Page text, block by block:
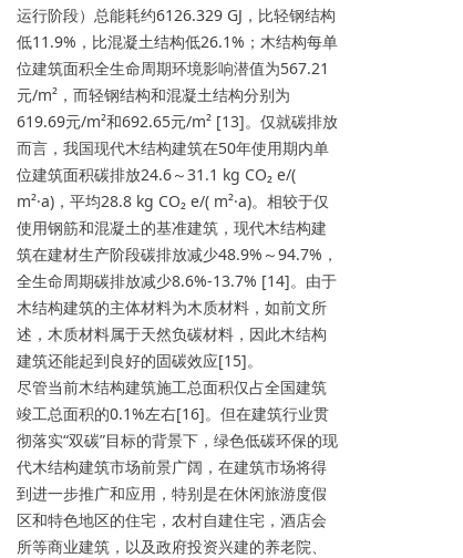
运行阶段）总能耗约6126.329 GJ，比轻钢结构
低11.9%，比混凝土结构低26.1%；木结构每单
位建筑面积全生命周期环境影响潜值为567.21
元/m²，而轻钢结构和混凝土结构分别为
619.69元/m²和692.65元/m² [13]。仅就碳排放
而言，我国现代木结构建筑在50年使用期内单
位建筑面积碳排放24.6～31.1 kg CO₂ e/(
m²·a)，平均28.8 kg CO₂ e/( m²·a)。相较于仅
使用钢筋和混凝土的基准建筑，现代木结构建
筑在建材生产阶段碳排放减少48.9%～94.7%，
全生命周期碳排放减少8.6%-13.7% [14]。由于
木结构建筑的主体材料为木质材料，如前文所
述，木质材料属于天然负碳材料，因此木结构
建筑还能起到良好的固碳效应[15]。
尽管当前木结构建筑施工总面积仅占全国建筑
竣工总面积的0.1%左右[16]。但在建筑行业贯
彻落实“双碳”目标的背景下，绿色低碳环保的现
代木结构建筑市场前景广阔，在建筑市场将得
到进一步推广和应用，特别是在休闲旅游度假
区和特色地区的住宅，农村自建住宅，酒店会
所等商业建筑，以及政府投资兴建的养老院、